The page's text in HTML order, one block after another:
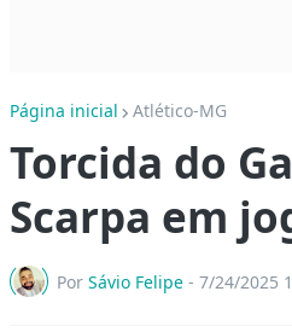
Página inicial Atlético-MG
Torcida do
Scarpa em
Por Sávio Felipe - 7/24/2025